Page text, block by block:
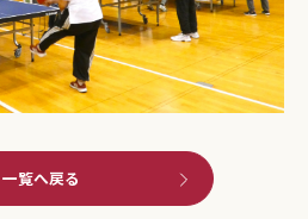
一覧へ戻る